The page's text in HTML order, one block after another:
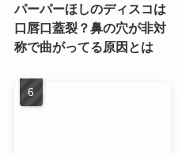
パーパーほしのディスコは
口唇口蓋裂？鼻の穴が非対
称で曲がってる原因とは